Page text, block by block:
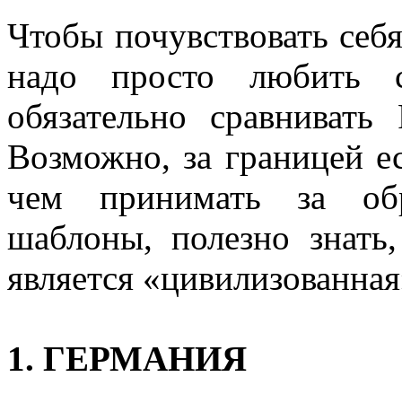
Чтобы почувствовать
надо просто
обязательно
Возможно, за границей
чем принимать за
шаблоны, полезно
является
1. ГЕРМАНИЯ